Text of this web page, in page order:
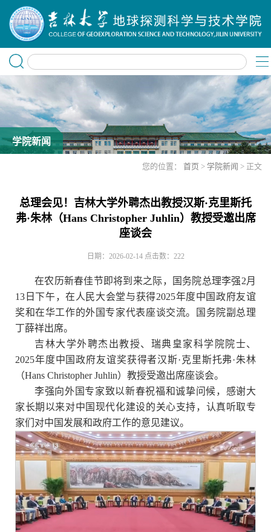
学院新闻
您的位置： 首页 > 学院新闻 > 正文
总理会见！吉林大学外聘杰出教授汉斯·克里斯托
弗·朱林（Hans Christopher Juhlin）教授受邀出席
座谈会
日期：2026-02-14 点击数： 222
在农历新春佳节即将到来之际，国务院总理李强2月
13日下午，在人民大会堂与获得2025年度中国政府友谊
奖和在华工作的外国专家代表座谈交流。
国务院副总理
丁薛祥出席。
吉林大学外聘杰出教授、瑞典皇家科学院院士、
2025年度中国政府友谊奖获得者汉斯·克里斯托弗·朱林
（Hans Christopher Juhlin）教授受邀出席座谈会。
李强向外国专家致以新春祝福和诚挚问候，感谢大
家长期以来对中国现代化建设的关心支持，认真听取专
家们对中国发展和政府工作的意见建议。